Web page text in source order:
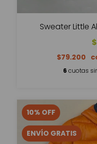
Sweater Little
$79.200
6 cuotas
10% OFF
ENVÍO GRATIS